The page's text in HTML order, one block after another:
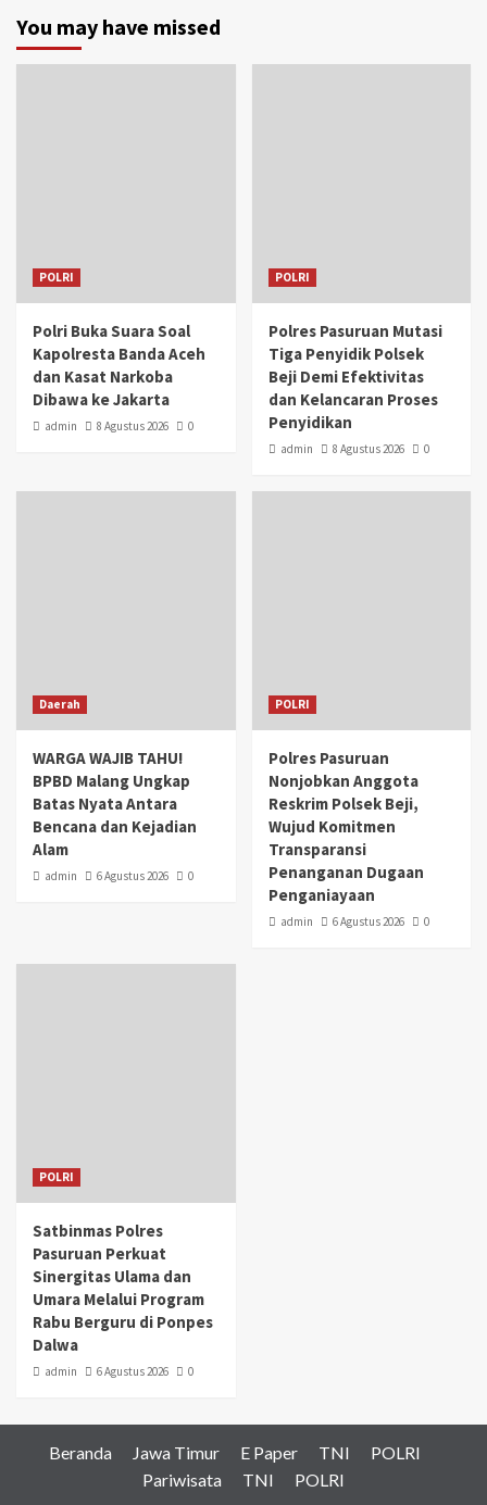
You may have missed
POLRI
Polri Buka Suara Soal
Kapolresta Banda Aceh
dan Kasat Narkoba
Dibawa ke Jakarta
admin 8 Agustus 2026 0
POLRI
Polres Pasuruan Mutasi
Tiga Penyidik Polsek
Beji Demi Efektivitas
dan Kelancaran Proses
Penyidikan
admin 8 Agustus 2026 0
Daerah
WARGA WAJIB TAHU!
BPBD Malang Ungkap
Batas Nyata Antara
Bencana dan Kejadian
Alam
admin 6 Agustus 2026 0
POLRI
Polres Pasuruan
Nonjobkan Anggota
Reskrim Polsek Beji,
Wujud Komitmen
Transparansi
Penanganan Dugaan
Penganiayaan
admin 6 Agustus 2026 0
POLRI
Satbinmas Polres
Pasuruan Perkuat
Sinergitas Ulama dan
Umara Melalui Program
Rabu Berguru di Ponpes
Dalwa
admin 6 Agustus 2026 0
Beranda Jawa Timur E Paper TNI
POLRI
Pariwisata
TNI POLRI